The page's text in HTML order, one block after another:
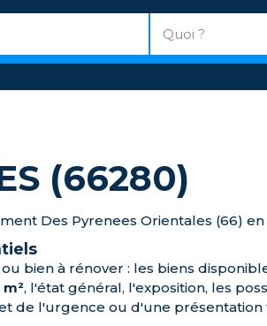
(66280)
Des Pyrenees Orientales (66)
bien à rénover : les biens
, l'état général, l'exposition, les
de l'urgence ou d'une présentation